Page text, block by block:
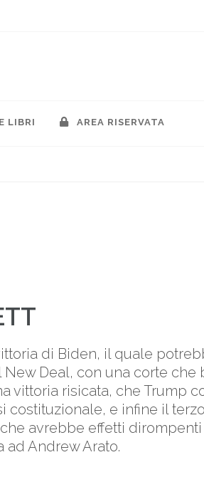
LIBRI AREA RISERVATA
di Biden, il quale
Deal, con una corte che
vittoria risicata, che Trump
costituzionale, e infine il
avrebbe effetti
ad Andrew Arato.